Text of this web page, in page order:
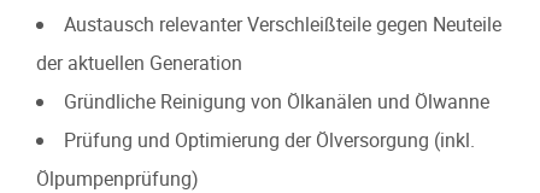
Austausch relevanter Verschleißteile gegen Neuteile
der aktuellen Generation
Gründliche Reinigung von Ölkanälen und Ölwanne
Prüfung und Optimierung der Ölversorgung (inkl.
Ölpumpenprüfung)